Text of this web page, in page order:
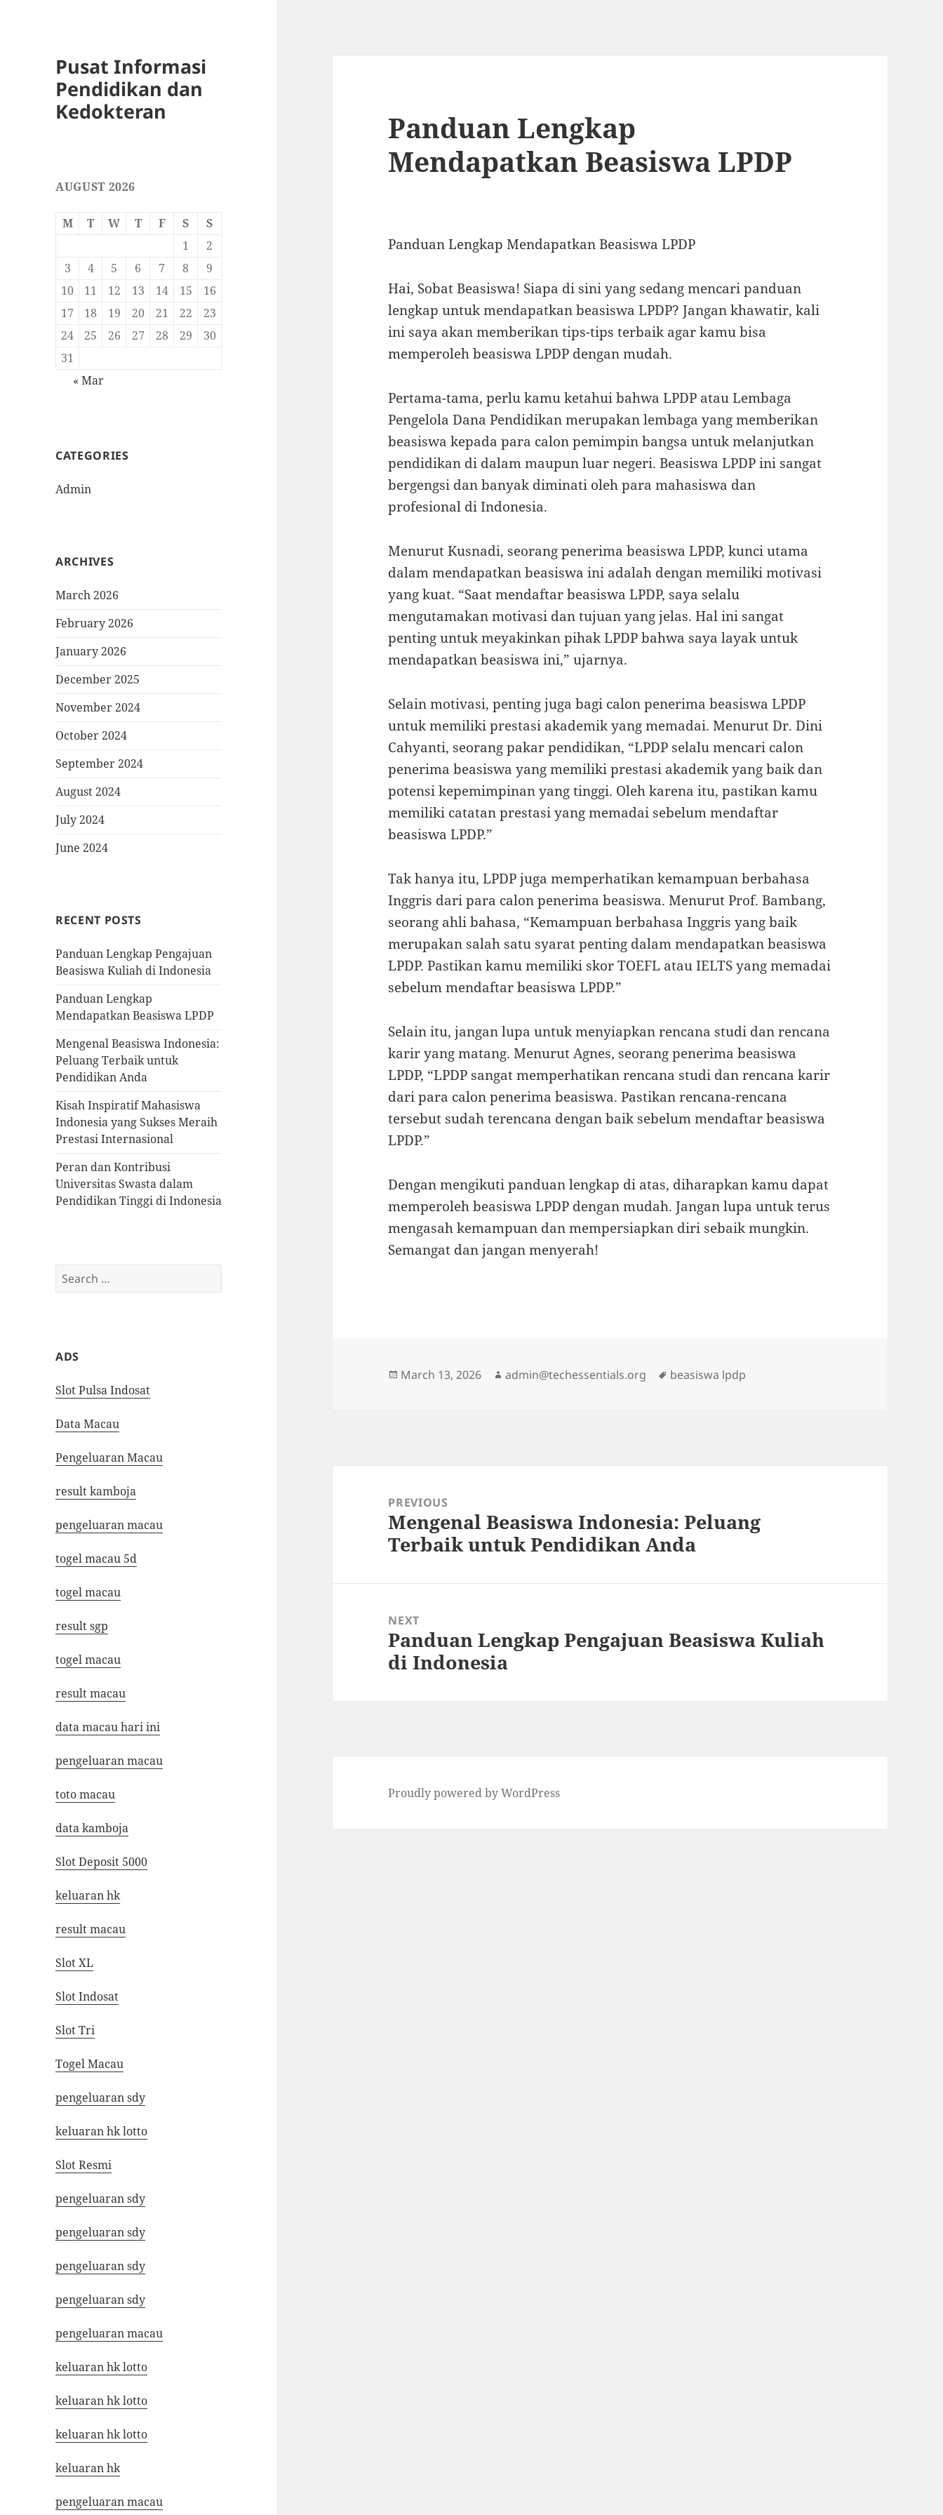
Pusat Informasi
Pendidikan dan
Kedokteran
AUGUST 2026
M T W T F S
S
1
2
3
4 5 6 7 8
9
10
11 12 13 14 15
16
17
18 19 20 21 22
23
24
25 26 27 28 29
30
31
« Mar
CATEGORIES
Admin
ARCHIVES
March 2026
February 2026
January 2026
December 2025
November 2024
October 2024
September 2024
August 2024
July 2024
June 2024
RECENT POSTS
Panduan Lengkap Pengajuan
Beasiswa Kuliah di Indonesia
Panduan Lengkap
Mendapatkan Beasiswa LPDP
Mengenal Beasiswa Indonesia:
Peluang Terbaik untuk
Pendidikan Anda
Kisah Inspiratif Mahasiswa
Indonesia yang Sukses Meraih
Prestasi Internasional
Peran dan Kontribusi
Universitas Swasta dalam
Pendidikan Tinggi di Indonesia
Search
for:
ADS
Slot Pulsa Indosat
Data Macau
Pengeluaran Macau
result kamboja
pengeluaran macau
togel macau 5d
togel macau
result sgp
togel macau
result macau
data macau hari ini
pengeluaran macau
toto macau
data kamboja
Slot Deposit 5000
keluaran hk
result macau
Slot XL
Slot Indosat
Slot Tri
Togel Macau
pengeluaran sdy
keluaran hk lotto
Slot Resmi
pengeluaran sdy
pengeluaran sdy
pengeluaran sdy
pengeluaran sdy
pengeluaran macau
keluaran hk lotto
keluaran hk lotto
keluaran hk lotto
keluaran hk
pengeluaran macau
Panduan Lengkap
Mendapatkan Beasiswa LPDP
Panduan Lengkap Mendapatkan Beasiswa LPDP
Hai, Sobat Beasiswa! Siapa di sini yang sedang mencari panduan
lengkap untuk mendapatkan beasiswa LPDP? Jangan khawatir, kali
ini saya akan memberikan tips-tips terbaik agar kamu bisa
memperoleh beasiswa LPDP dengan mudah.
Pertama-tama, perlu kamu ketahui bahwa LPDP atau Lembaga
Pengelola Dana Pendidikan merupakan lembaga yang memberikan
beasiswa kepada para calon pemimpin bangsa untuk melanjutkan
pendidikan di dalam maupun luar negeri. Beasiswa LPDP ini sangat
bergengsi dan banyak diminati oleh para mahasiswa dan
profesional di Indonesia.
Menurut Kusnadi, seorang penerima beasiswa LPDP, kunci utama
dalam mendapatkan beasiswa ini adalah dengan memiliki motivasi
yang kuat. “Saat mendaftar beasiswa LPDP, saya selalu
mengutamakan motivasi dan tujuan yang jelas. Hal ini sangat
penting untuk meyakinkan pihak LPDP bahwa saya layak untuk
mendapatkan beasiswa ini,” ujarnya.
Selain motivasi, penting juga bagi calon penerima beasiswa LPDP
untuk memiliki prestasi akademik yang memadai. Menurut Dr. Dini
Cahyanti, seorang pakar pendidikan, “LPDP selalu mencari calon
penerima beasiswa yang memiliki prestasi akademik yang baik dan
potensi kepemimpinan yang tinggi. Oleh karena itu, pastikan kamu
memiliki catatan prestasi yang memadai sebelum mendaftar
beasiswa LPDP.”
Tak hanya itu, LPDP juga memperhatikan kemampuan berbahasa
Inggris dari para calon penerima beasiswa. Menurut Prof. Bambang,
seorang ahli bahasa, “Kemampuan berbahasa Inggris yang baik
merupakan salah satu syarat penting dalam mendapatkan beasiswa
LPDP. Pastikan kamu memiliki skor TOEFL atau IELTS yang memadai
sebelum mendaftar beasiswa LPDP.”
Selain itu, jangan lupa untuk menyiapkan rencana studi dan rencana
karir yang matang. Menurut Agnes, seorang penerima beasiswa
LPDP, “LPDP sangat memperhatikan rencana studi dan rencana karir
dari para calon penerima beasiswa. Pastikan rencana-rencana
tersebut sudah terencana dengan baik sebelum mendaftar beasiswa
LPDP.”
Dengan mengikuti panduan lengkap di atas, diharapkan kamu dapat
memperoleh beasiswa LPDP dengan mudah. Jangan lupa untuk terus
mengasah kemampuan dan mempersiapkan diri sebaik mungkin.
Semangat dan jangan menyerah!
Posted
March 13, 2026 Author
admin@techessentials.org Tags
beasiswa lpdp
navigationPREVIOUS
Previous
post:
Mengenal Beasiswa Indonesia: Peluang
Terbaik untuk Pendidikan Anda
NEXT
Next
post:
Panduan Lengkap Pengajuan Beasiswa Kuliah
di Indonesia
Proudly powered by WordPress